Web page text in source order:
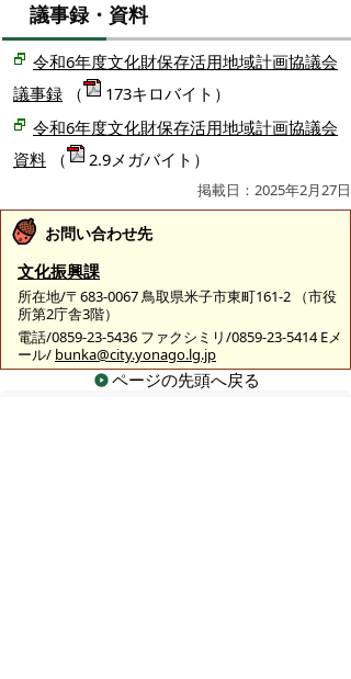
議事録・資料
令和6年度文化財保存活用地域計画協議会
議事録 （
173キロバイト）
令和6年度文化財保存活用地域計画協議会
資料 （ 2.9メガバイト）
掲載日：2025年2月27日
お問い合わせ先
文化振興課
所在地/〒683-0067 鳥取県米子市東町161-2 （市役
所第2庁舎3階）
電話/0859-23-5436 ファクシミリ/0859-23-5414 Eメ
ール/ bunka@city.yonago.lg.jp
ページの先頭へ戻る